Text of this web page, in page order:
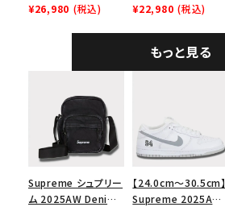
Tee サパーTシャツ
¥26,980 (税込)
Tee スピードTシャツ
¥22,980 (税込)
もっと見る
Supreme シュプリー
ム 2025AW Denim
【24.0cm～30.5cm】
Supreme 2025AW